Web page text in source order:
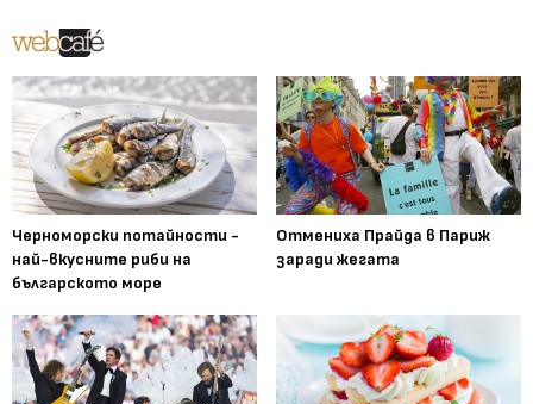
Черноморски потайности -
най-вкусните риби на
българското море
Отмениха Прайда в Париж
заради жегата